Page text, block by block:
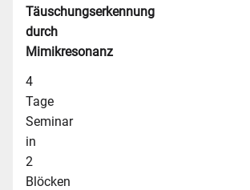
Täuschungserkennung
durch
Mimikresonanz
4
Tage
Seminar
in
2
Blöcken